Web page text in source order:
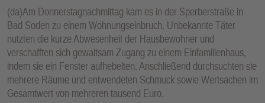
(da)Am Donnerstagnachmittag kam es in der Sperberstraße in
Bad Soden zu einem Wohnungseinbruch. Unbekannte Täter
nutzten die kurze Abwesenheit der Hausbewohner und
verschafften sich gewaltsam Zugang zu einem Einfamilienhaus,
indem sie ein Fenster aufhebelten. Anschließend durchsuchten sie
mehrere Räume und entwendeten Schmuck sowie Wertsachen im
Gesamtwert von mehreren tausend Euro.
E
N